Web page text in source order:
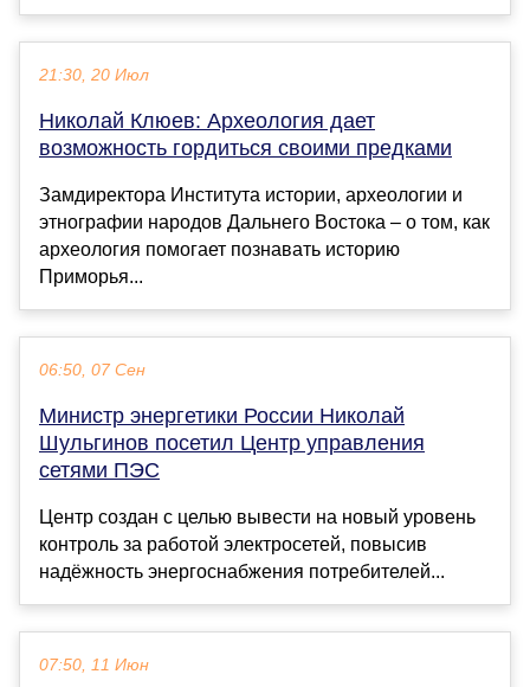
21:30, 20 Июл
Николай Клюев: Археология дает
возможность гордиться своими предками
Замдиректора Института истории, археологии и
этнографии народов Дальнего Востока – о том, как
археология помогает познавать историю
Приморья...
06:50, 07 Сен
Министр энергетики России Николай
Шульгинов посетил Центр управления
сетями ПЭС
Центр создан с целью вывести на новый уровень
контроль за работой электросетей, повысив
надёжность энергоснабжения потребителей...
07:50, 11 Июн